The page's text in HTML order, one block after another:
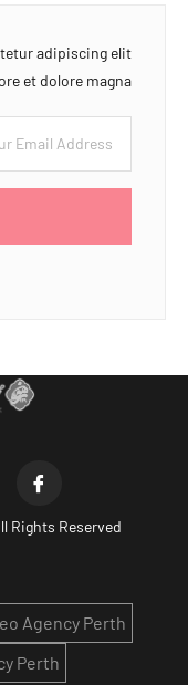
adipiscing elit
et dolore magna
Rights Reserved
Agency Perth
Perth